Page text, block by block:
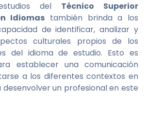
del Técnico Superior
Idiomas también brinda a los
de identificar, analizar y
culturales propios de los
del idioma de estudio. Esto es
establecer una comunicación
a los diferentes contextos en
desenvolver un profesional en este